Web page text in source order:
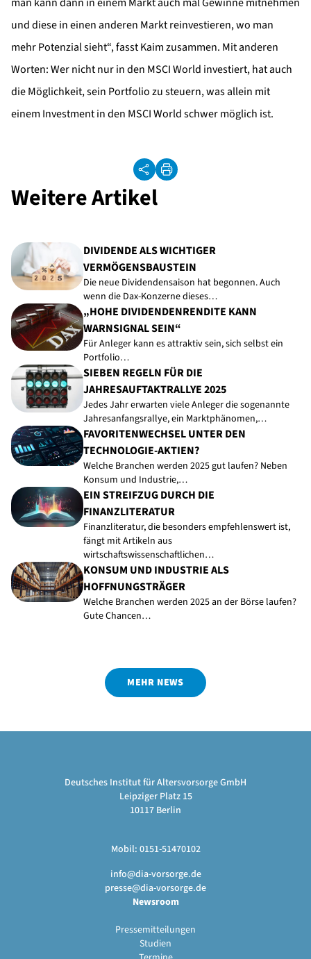
und diese in einen anderen Markt reinvestieren, wo man
mehr Potenzial sieht“, fasst Kaim zusammen. Mit anderen
Worten: Wer nicht nur in den MSCI World investiert, hat auch
die Möglichkeit, sein Portfolio zu steuern, was allein mit
einem Investment in den MSCI World schwer möglich ist.
Weitere Artikel
DIVIDENDE ALS WICHTIGER
VERMÖGENSBAUSTEIN
Die neue Dividendensaison hat begonnen. Auch
wenn die Dax-Konzerne dieses…
„HOHE DIVIDENDENRENDITE KANN
WARNSIGNAL SEIN“
Für Anleger kann es attraktiv sein, sich selbst ein
Portfolio…
SIEBEN REGELN FÜR DIE
JAHRESAUFTAKTRALLYE 2025
Jedes Jahr erwarten viele Anleger die sogenannte
Jahresanfangsrallye, ein Marktphänomen,…
FAVORITENWECHSEL UNTER DEN
TECHNOLOGIE-AKTIEN?
Welche Branchen werden 2025 gut laufen? Neben
Konsum und Industrie,…
EIN STREIFZUG DURCH DIE
FINANZLITERATUR
Finanzliteratur, die besonders empfehlenswert ist,
fängt mit Artikeln aus
wirtschaftswissenschaftlichen…
KONSUM UND INDUSTRIE ALS
HOFFNUNGSTRÄGER
Welche Branchen werden 2025 an der Börse laufen?
Gute Chancen…
MEHR NEWS
Deutsches Institut für Altersvorsorge GmbH
Leipziger Platz 15
10117 Berlin
Mobil: 0151-51470102
info@dia-vorsorge.de
presse@dia-vorsorge.de
Newsroom
Pressemitteilungen
Studien